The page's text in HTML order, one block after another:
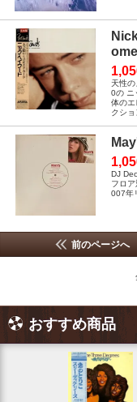
天性
0の ニ
体のエ
クシ
DJ
フロ
007年
前のページへ
おすすめ商品